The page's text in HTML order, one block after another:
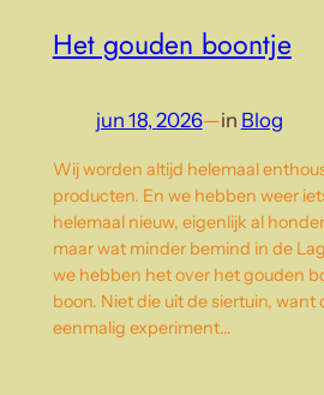
Het gouden boontje
jun 18, 2026—in Blog
Wij worden altijd helemaal
producten. En we hebben weer
helemaal nieuw, eigenlijk al
maar wat minder bemind in de
we hebben het over het gouden
boon. Niet die uit de siertuin, want
eenmalig experiment…